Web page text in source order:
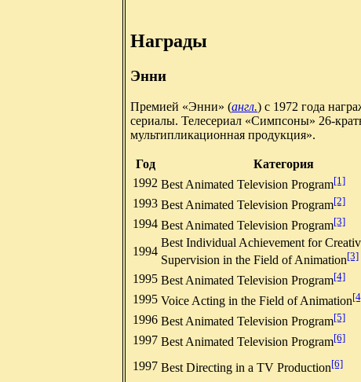
Награды
Энни
Премией «Энни» (англ.) с 1972 года
сериалы. Телесериал «Симпсоны» 26-
мультипликационная продукция».
Год Категория
1992 Best Animated Television Program[1]
1993 Best Animated Television Program[2]
1994 Best Animated Television Program[3]
1994
Best Individual Achievement for
Supervision in the Field of Animation[3]
1995 Best Animated Television Program[4]
1995 Voice Acting in the Field of Animation
1996 Best Animated Television Program[5]
1997 Best Animated Television Program[6]
1997 Best Directing in a TV Production[6]